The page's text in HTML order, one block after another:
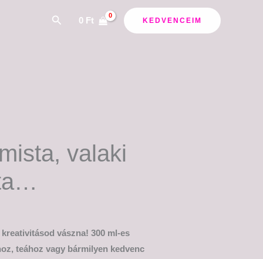
Search
0 Ft KEDVENCEIM
valaki
vászna! 300 ml-es
teához vagy bármilyen kedvenc